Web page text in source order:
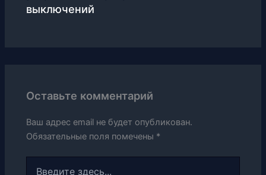
выключений
Оставьте комментарий
Ваш адрес email не будет опубликован.
Обязательные поля помечены *